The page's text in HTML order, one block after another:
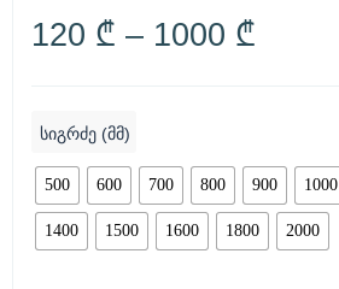
120 ₾ – 1000 ₾
სიგრძე (მმ)
500 600 700 800 900 1000
1400 1500 1600 1800 2000